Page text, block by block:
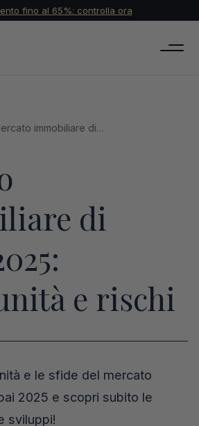
fino al 65%: controlla ora
Mercato immobiliare di Dubai 2025: opportunità e rischi
di
e rischi
e le sfide del mercato
2025 e scopri subito le
sviluppi!